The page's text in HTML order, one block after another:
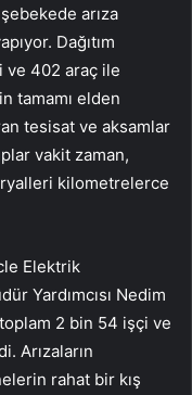
arıza
Dağıtım
ve 402 araç ile
tamamı elden
tesisat ve aksamlar
vakit zaman,
kilometrelerce
Elektrik
Yardımcısı Nedim
2 bin 54 işçi ve
Arızaların
rahat bir kış